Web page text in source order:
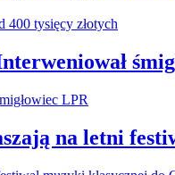
na letni